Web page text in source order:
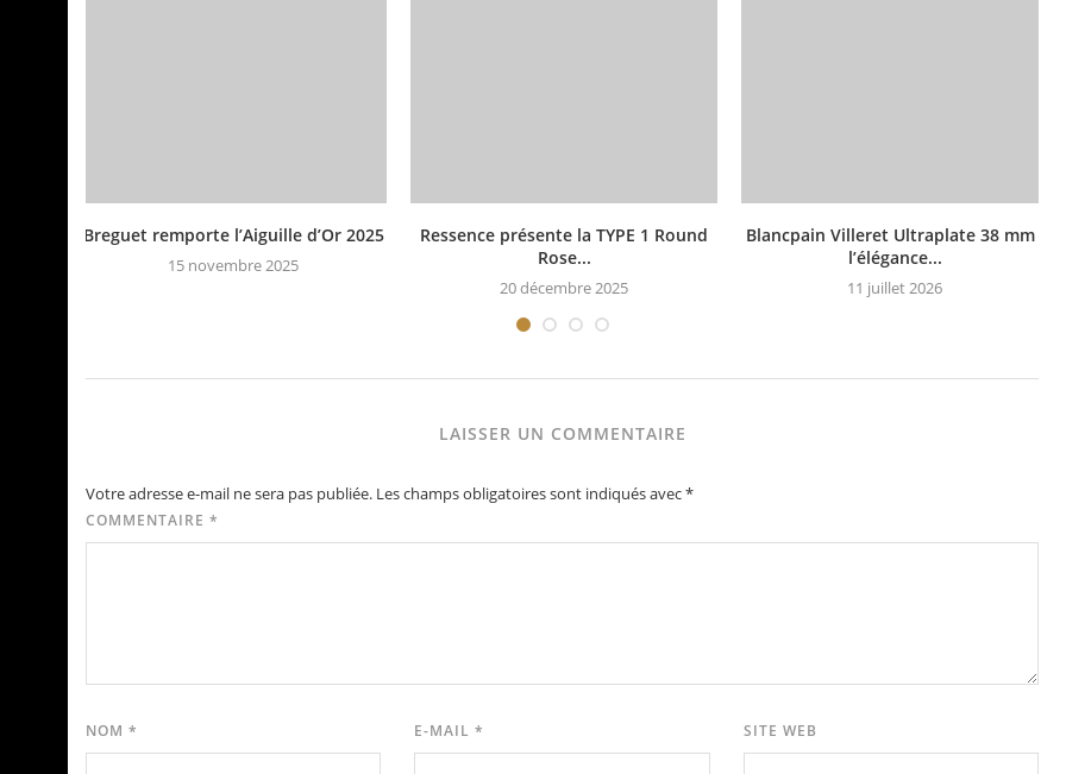
Breguet remporte l’Aiguille d’Or 2025
15 novembre 2025
Ressence présente la TYPE 1 Round
Rose...
20 décembre 2025
Blancpain Villeret Ultraplate 38 mm :
l’élégance...
11 juillet 2026
LAISSER UN COMMENTAIRE
Votre adresse e-mail ne sera pas publiée. Les champs obligatoires sont indiqués avec*
COMMENTAIRE *
NOM * E-MAIL* SITE WEB